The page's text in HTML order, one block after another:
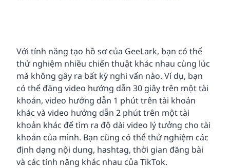
Với tính năng tạo hồ sơ của GeeLark, bạn có thể
thử nghiệm nhiều chiến thuật khác nhau cùng lúc
mà không gây ra bất kỳ nghi vấn nào. Ví dụ, bạn
có thể đăng video hướng dẫn 30 giây trên một tài
khoản, video hướng dẫn 1 phút trên tài khoản
khác và video hướng dẫn 2 phút trên một tài
khoản khác để tìm ra độ dài video lý tưởng cho tài
khoản của mình. Bạn cũng có thể thử nghiệm các
định dạng nội dung, hashtag, thời gian đăng bài
và các tính năng khác nhau của TikTok.